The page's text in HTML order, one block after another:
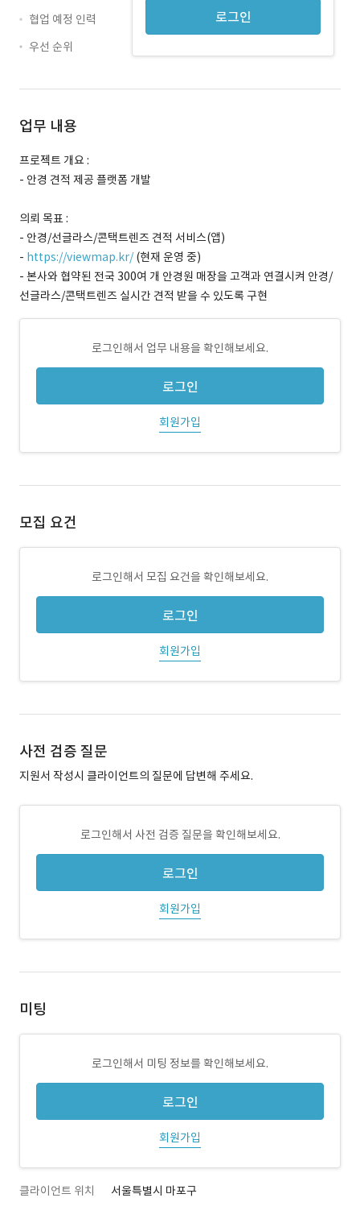
로그인
협업 예정 인력
우선 순위
업무 내용
프로젝트 개요 :
- 안경 견적 제공 플랫폼 개발
의뢰 목표 :
- 안경/선글라스/콘택트렌즈 견적 서비스(앱)
- https://viewmap.kr/(현재 운영 중)
- 본사와 협약된 전국 300여 개 안경원 매장을 고객과 연결시켜 안경/
선글라스/콘택트렌즈 실시간 견적 받을 수 있도록 구현
로그인해서 업무 내용을 확인해보세요.
로그인
회원가입
모집 요건
로그인해서 모집 요건을 확인해보세요.
로그인
회원가입
사전 검증 질문
지원서 작성시 클라이언트의 질문에 답변해 주세요.
로그인해서 사전 검증 질문을 확인해보세요.
로그인
회원가입
미팅
로그인해서 미팅 정보를 확인해보세요.
로그인
회원가입
클라이언트 위치 서울특별시 마포구